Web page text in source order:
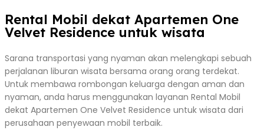
Rental Mobil dekat Apartemen One
Velvet Residence untuk wisata
Sarana transportasi yang nyaman akan melengkapi sebuah
perjalanan liburan wisata bersama orang orang terdekat.
Untuk membawa rombongan keluarga dengan aman dan
nyaman, anda harus menggunakan layanan Rental Mobil
dekat Apartemen One Velvet Residence untuk wisata dari
perusahaan penyewaan mobil terbaik.